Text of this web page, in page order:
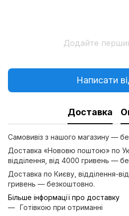
Додайте
Написати
Доставка
Самовивіз з нашого магазину —
Доставка «Нововю поштою» по
відділення, від 4000 гривень —
Доставка по Києву, відділення-
гривень — безкоштовно.
Більше інформації про доставку
Готівкою при отриманні